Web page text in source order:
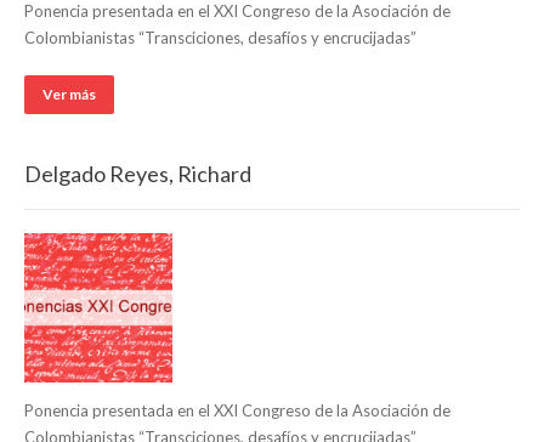
Ponencia presentada en el XXI Congreso de la Asociación de
Colombianistas “Transciciones, desafíos y encrucijadas”
Ver más
Delgado Reyes, Richard
Ponencia presentada en el XXI Congreso de la Asociación de
Colombianistas “Transciciones, desafíos y encrucijadas”